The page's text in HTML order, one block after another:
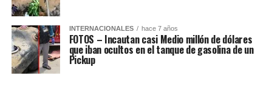
INTERNACIONALES hace 7 años
FOTOS – Incautan casi Medio millón de dólares
que iban ocultos en el tanque de gasolina de un
Pickup